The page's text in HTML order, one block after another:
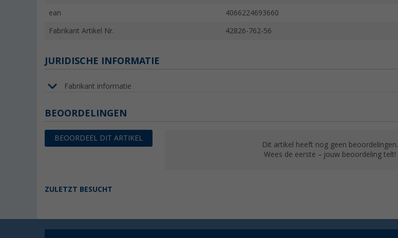
ean 4066224693660
Fabrikant Artikel Nr. 42826-762-56
JURIDISCHE INFORMATIE
Fabrikant informatie
BEOORDELINGEN
BEOORDEEL DIT ARTIKEL
Dit artikel heeft nog geen beoordelingen.
Wees de eerste – jouw beoordeling telt!
ZULETZT BESUCHT